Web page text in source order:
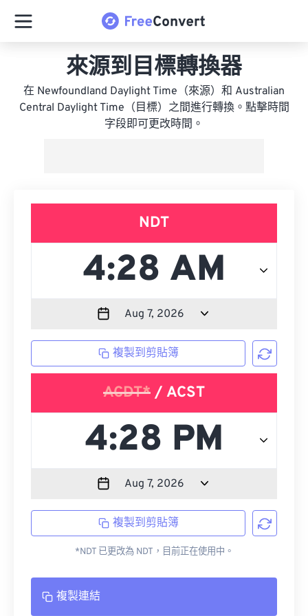
來源到目標轉換器
在 Newfoundland Daylight Time（來源）和 Australian
Central Daylight Time（目標）之間進行轉換。點擊時間
字段即可更改時間。
NDT
複製到剪貼簿
ACDT* / ACST
複製到剪貼簿
*NDT 已更改為 NDT，目前正在使用中。
複製連結